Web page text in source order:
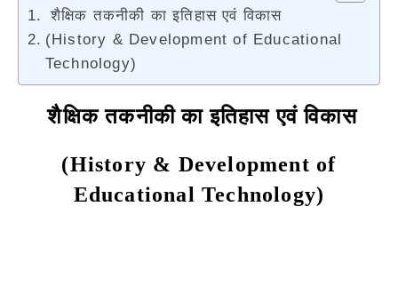
शैक्षिक तकनीकी का इतिहास एवं विकास
(History & Development of Educational
Technology)
शैक्षिक तकनीकी का इतिहास एवं विकास
(History & Development of
Educational Technology)